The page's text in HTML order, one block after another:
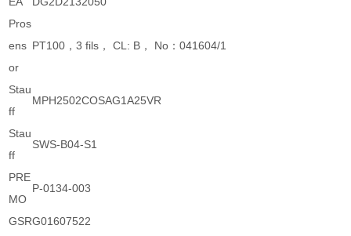
Pros
ens
or
PT100，3 fils， CL: B， No：041604/1
Stau
ff
MPH2502COSAG1A25VR
Stau
ff
SWS-B04-S1
PRE
MO
P-0134-003
GSRG01607522